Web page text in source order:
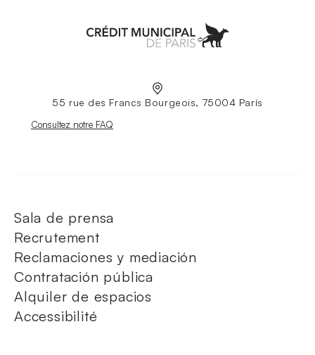
55 rue des Francs Bourgeois, 75004 París
Nouvelle fenêtre
Consultez notre FAQ
Sala de prensa
Recrutement
Reclamaciones y mediación
Contratación pública
Alquiler de espacios
Accessibilité